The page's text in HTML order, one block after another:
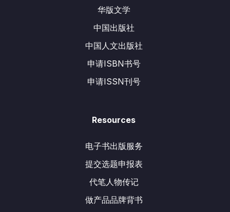
华版文学
中国出版社
中国人文出版社
申请ISBN书号
申请ISSN刊号
Resources
电子书出版服务
提交选题申报表
代笔人物传记
做产品品牌背书